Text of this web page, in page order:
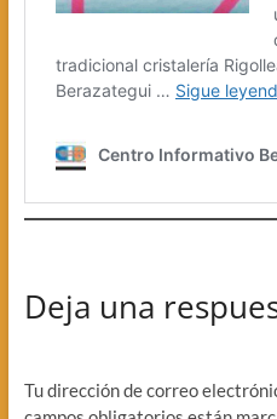
Deja una
Tu dirección de correo